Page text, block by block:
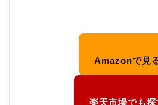
Amazonで見
楽天市場でも